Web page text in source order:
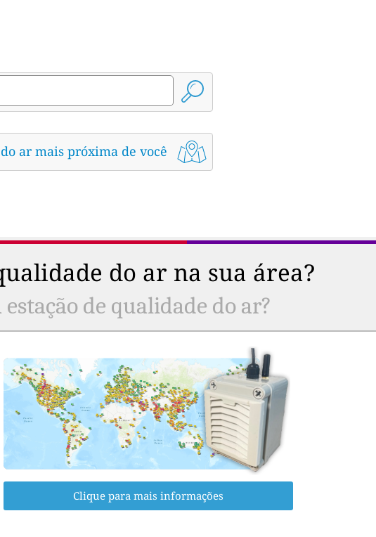
ar mais próxima de você
do ar na sua área?
de qualidade do ar?
Clique para mais informações